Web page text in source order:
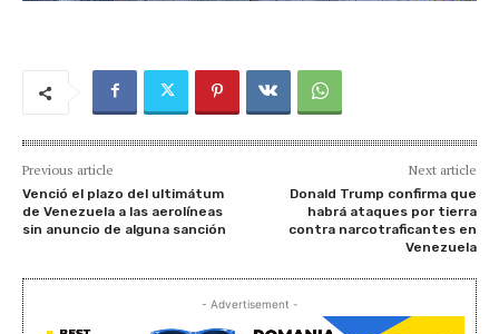
Previous article
Venció el plazo del ultimátum
de Venezuela a las aerolíneas
sin anuncio de alguna sanción
Next article
Donald Trump confirma que
habrá ataques por tierra
contra narcotraficantes en
Venezuela
- Advertisement -